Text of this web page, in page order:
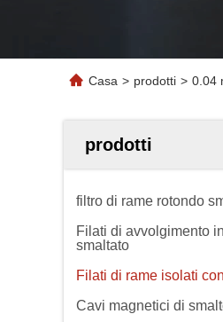
Casa > prodotti > 0.04
prodotti
filtro di rame rotondo
Filati di avvolgimento
smaltato
Filati di rame isolati
Cavi magnetici di